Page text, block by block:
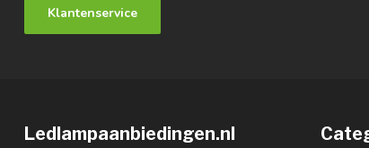
Klantenservice
Ledlampaanbiedingen.nl